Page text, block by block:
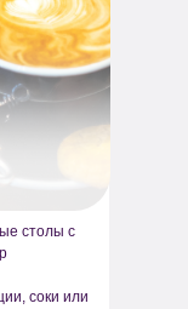
столы с
соки или